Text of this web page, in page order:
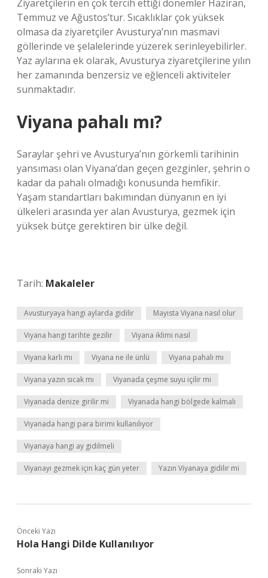
Ziyaretçilerin en çok tercih ettiği dönemler Haziran,
Temmuz ve Ağustos’tur. Sıcaklıklar çok yüksek
olmasa da ziyaretçiler Avusturya’nın masmavi
göllerinde ve şelalelerinde yüzerek serinleyebilirler.
Yaz aylarına ek olarak, Avusturya ziyaretçilerine yılın
her zamanında benzersiz ve eğlenceli aktiviteler
sunmaktadır.
Viyana pahalı mı?
Saraylar şehri ve Avusturya’nın görkemli tarihinin
yansıması olan Viyana’dan geçen gezginler, şehrin o
kadar da pahalı olmadığı konusunda hemfikir.
Yaşam standartları bakımından dünyanın en iyi
ülkeleri arasında yer alan Avusturya, gezmek için
yüksek bütçe gerektiren bir ülke değil.
Tarih: Makaleler
Avusturyaya hangi aylarda gidilir Mayısta Viyana nasıl olur
Viyana hangi tarihte gezilir Viyana iklimi nasıl
Viyana karlı mı Viyana ne ile ünlü Viyana pahalı mı
Viyana yazın sıcak mı Viyanada çeşme suyu içilir mi
Viyanada denize girilir mi Viyanada hangi bölgede kalmalı
Viyanada hangi para birimi kullanılıyor
Viyanaya hangi ay gidilmeli
Viyanayı gezmek için kaç gün yeter Yazın Viyanaya gidilir mi
Önceki Yazı
Hola Hangi Dilde Kullanılıyor
Sonraki Yazı